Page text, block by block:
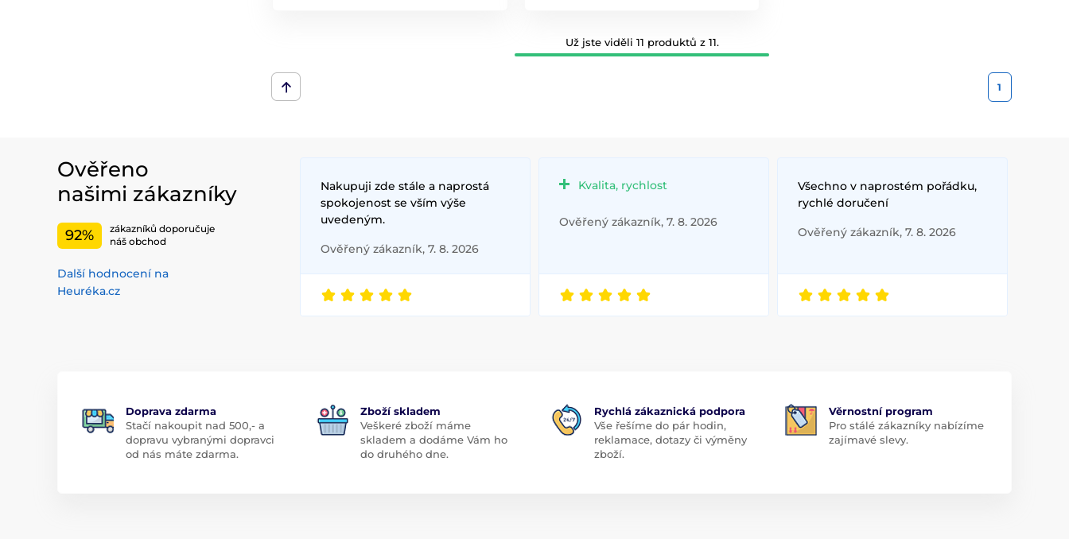
Už jste viděli 11 produktů z 11.
1
Ověřeno
našimi zákazníky
92%
zákazníků doporučuje
náš obchod
Další hodnocení na
Heuréka.cz
Nakupuji zde stále a naprostá
spokojenost se vším výše
uvedeným.
Ověřený zákazník, 7. 8. 2026
Kvalita, rychlost
Ověřený zákazník, 7. 8. 2026
Všechno v naprostém pořádku,
rychlé doručení
Ověřený zákazník, 7. 8. 2026
Doprava zdarma
Stačí nakoupit nad 500,- a
dopravu vybranými dopravci
od nás máte zdarma.
Zboží skladem
Veškeré zboží máme
skladem a dodáme Vám ho
do druhého dne.
Rychlá zákaznická podpora
Vše řešíme do pár hodin,
reklamace, dotazy či výměny
zboží.
Věrnostní program
Pro stálé zákazníky nabízíme
zajímavé slevy.